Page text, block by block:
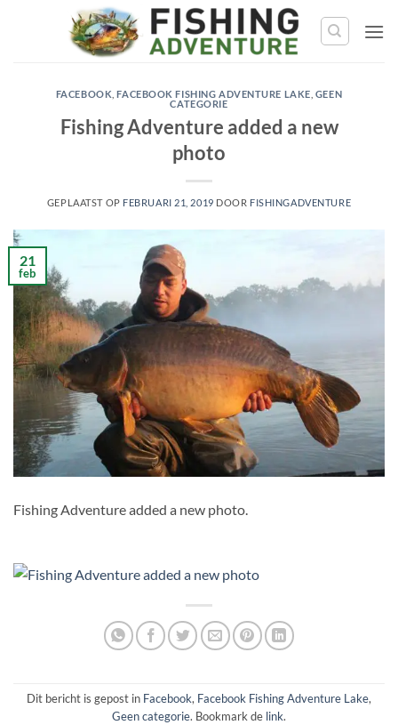
FACEBOOK ,FACEBOOK FISHING ADVENTURE LAKE GEEN
CATEGORIE
Fishing Adventure added a new
photo
GEPLAATST OP FEBRUARI 21, 2019 DOOR FISHINGADVENTURE
21
feb
Fishing Adventure added a new photo.
Dit bericht is gepost in Facebook, Facebook Fishing Adventure Lake,
Geen categorie. Bookmark de link.